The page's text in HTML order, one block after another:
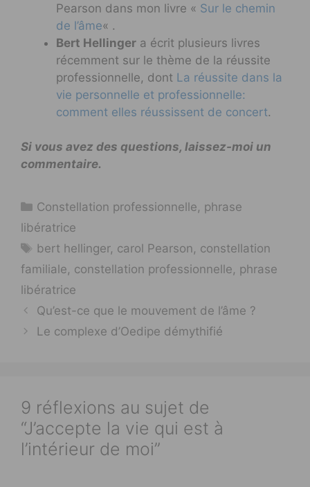
Pearson dans mon livre « Sur le chemin
de l’âme« .
Bert Hellinger a écrit plusieurs livres
récemment sur le thème de la réussite
professionnelle, dont La réussite dans la
vie personnelle et professionnelle:
comment elles réussissent de concert.
Si vous avez des questions, laissez-moi un
commentaire.
Catégories
Constellation professionnelle, phrase
libératrice
Étiquettes
bert hellinger, carol Pearson, constellation
familiale, constellation professionnelle, phrase
libératrice
Qu’est-ce que le mouvement de l’âme ?
Le complexe d’Oedipe démythifié
9 réflexions au sujet de
“J’accepte la vie qui est à
l’intérieur de moi”